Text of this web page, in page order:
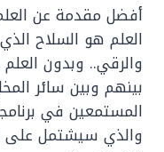
أفضل مقدمة عن
العلم هو السلاح
والرقي.. وبدون
بينهم وبين سائر
المستمعين في
والذي سيشتمل على